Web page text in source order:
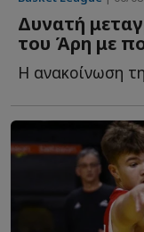
Δυνατή
του Άρη με
Η ανακοίνωση